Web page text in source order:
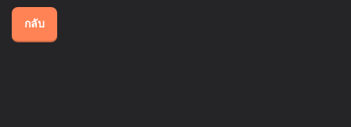
กลับ